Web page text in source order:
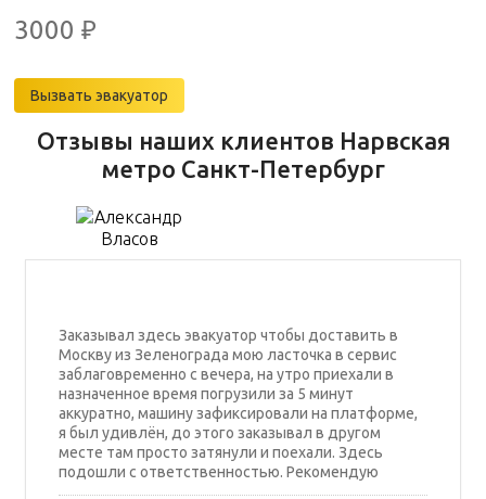
3000 ₽
Вызвать эвакуатор
Отзывы наших клиентов Нарвская
метро Санкт-Петербург
Заказывал здесь эвакуатор чтобы доставить в
Москву из Зеленограда мою ласточка в сервис
заблаговременно с вечера, на утро приехали в
назначенное время погрузили за 5 минут
аккуратно, машину зафиксировали на платформе,
я был удивлён, до этого заказывал в другом
месте там просто затянули и поехали. Здесь
подошли с ответственностью. Рекомендую